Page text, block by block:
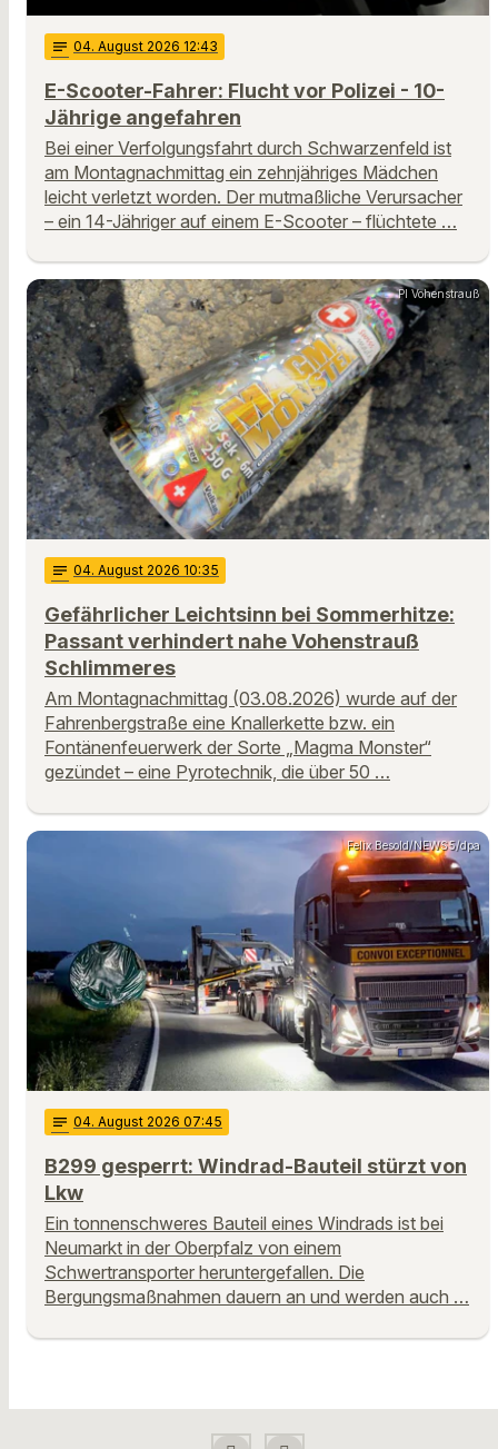
notes 04. August 2026 12:43
E-Scooter-Fahrer: Flucht vor Polizei - 10-
Jährige angefahren
Bei einer Verfolgungsfahrt durch Schwarzenfeld ist
am Montagnachmittag ein zehnjähriges Mädchen
leicht verletzt worden. Der mutmaßliche Verursacher
– ein 14-Jähriger auf einem E-Scooter – flüchtete …
PI Vohenstrauß
notes 04. August 2026 10:35
Gefährlicher Leichtsinn bei Sommerhitze:
Passant verhindert nahe Vohenstrauß
Schlimmeres
Am Montagnachmittag (03.08.2026) wurde auf der
Fahrenbergstraße eine Knallerkette bzw. ein
Fontänenfeuerwerk der Sorte „Magma Monster“
gezündet – eine Pyrotechnik, die über 50 …
Felix Besold/NEWS5/dpa
notes 04. August 2026 07:45
B299 gesperrt: Windrad-Bauteil stürzt von
Lkw
Ein tonnenschweres Bauteil eines Windrads ist bei
Neumarkt in der Oberpfalz von einem
Schwertransporter heruntergefallen. Die
Bergungsmaßnahmen dauern an und werden auch …